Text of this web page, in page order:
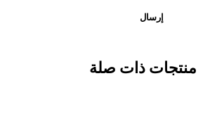
منتجات ذات صلة